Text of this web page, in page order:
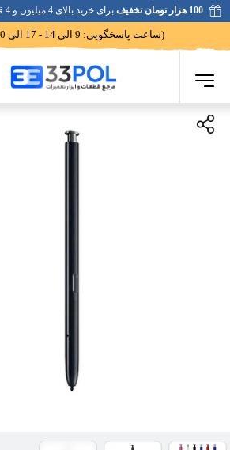
100 هزار تومان تخفیف برای خرید بالای 4 میلیون و 4 قلم کالا!
(ساعت پاسخگویی: 9 الی 14 - 17 الی 20)